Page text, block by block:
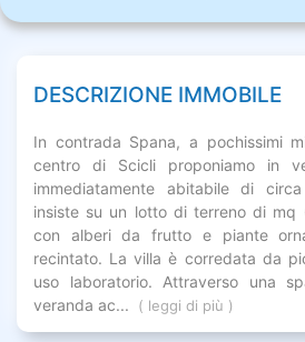
DESCRIZIONE IMMOBILE
In contrada Spana, a pochissimi
centro di Scicli proponiamo in
immediatamente abitabile di
insiste su un lotto di terreno di mq
con alberi da frutto e piante
recintato. La villa è corredata da
uso laboratorio. Attraverso una
veranda ac...
( leggi di più )